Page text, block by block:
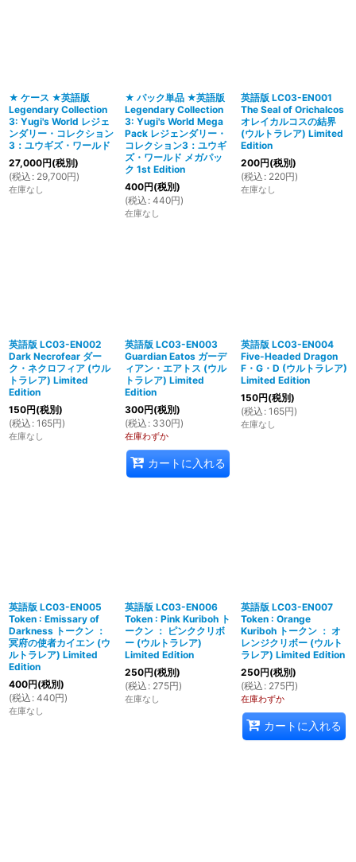
★ ケース ★英語版
Legendary Collection
3: Yugi's World レジェ
ンダリー・コレクション
3：ユウギズ・ワールド
27,000円(税別)
(税込 : 29,700円)
在庫なし
★ パック単品 ★英語版
Legendary Collection
3: Yugi's World Mega
Pack レジェンダリー・
コレクション3：ユウギ
ズ・ワールド メガパッ
ク 1st Edition
400円(税別)
(税込 : 440円)
在庫なし
英語版 LC03-EN001
The Seal of Orichalcos
オレイカルコスの結界
(ウルトラレア) Limited
Edition
200円(税別)
(税込 : 220円)
在庫なし
英語版 LC03-EN002
Dark Necrofear ダー
ク・ネクロフィア (ウル
トラレア) Limited
Edition
150円(税別)
(税込 : 165円)
在庫なし
英語版 LC03-EN003
Guardian Eatos ガーデ
ィアン・エアトス (ウル
トラレア) Limited
Edition
300円(税別)
(税込 : 330円)
在庫わずか
カートに入れる
英語版 LC03-EN004
Five-Headed Dragon
F・G・D (ウルトラレア)
Limited Edition
150円(税別)
(税込 : 165円)
在庫なし
英語版 LC03-EN005
Token : Emissary of
Darkness トークン ：
冥府の使者カイエン (ウ
ルトラレア) Limited
Edition
400円(税別)
(税込 : 440円)
在庫なし
英語版 LC03-EN006
Token : Pink Kuriboh ト
ークン ： ピンククリボ
ー (ウルトラレア)
Limited Edition
250円(税別)
(税込 : 275円)
在庫なし
英語版 LC03-EN007
Token : Orange
Kuriboh トークン ： オ
レンジクリボー (ウルト
ラレア) Limited Edition
250円(税別)
(税込 : 275円)
在庫わずか
カートに入れる